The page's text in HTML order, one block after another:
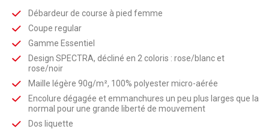
Débardeur de course à pied femme
Coupe regular
Gamme Essentiel
Design SPECTRA, décliné en 2 coloris : rose/blanc et
rose/noir
Maille légère 90g/m², 100% polyester micro-aérée
Encolure dégagée et emmanchures un peu plus larges que la
normal pour une grande liberté de mouvement
Dos liquette